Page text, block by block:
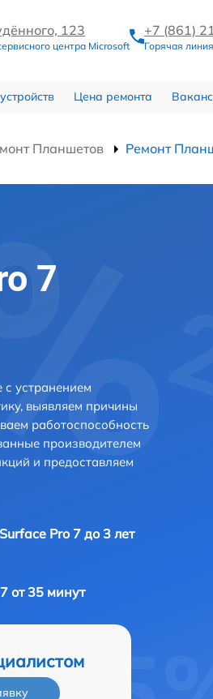
123
центра Microsoft
+7 (861)
Горячая линия
Цена ремонта
Планшетов Ремонт
7
устранением
выявляем причины
работоспособность
производителем
и предоставляем
Pro 7 до 3 лет
от 35 минут